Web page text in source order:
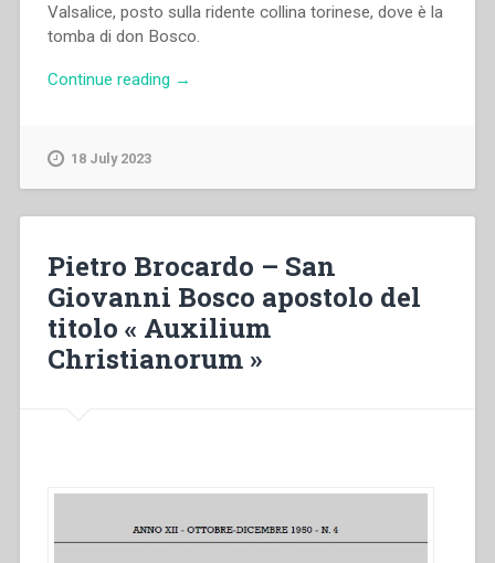
Valsalice, posto sulla ridente collina torinese, dove è la
tomba di don Bosco.
Continue reading “Bartolo
civile
di
Torino
del
Rua
storia
→
18 July 2023
Pietro Brocardo – San
Giovanni Bosco apostolo del
titolo « Auxilium
Christianorum »